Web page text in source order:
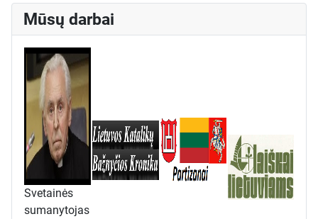
Mūsų darbai
Svetainės
sumanytojas